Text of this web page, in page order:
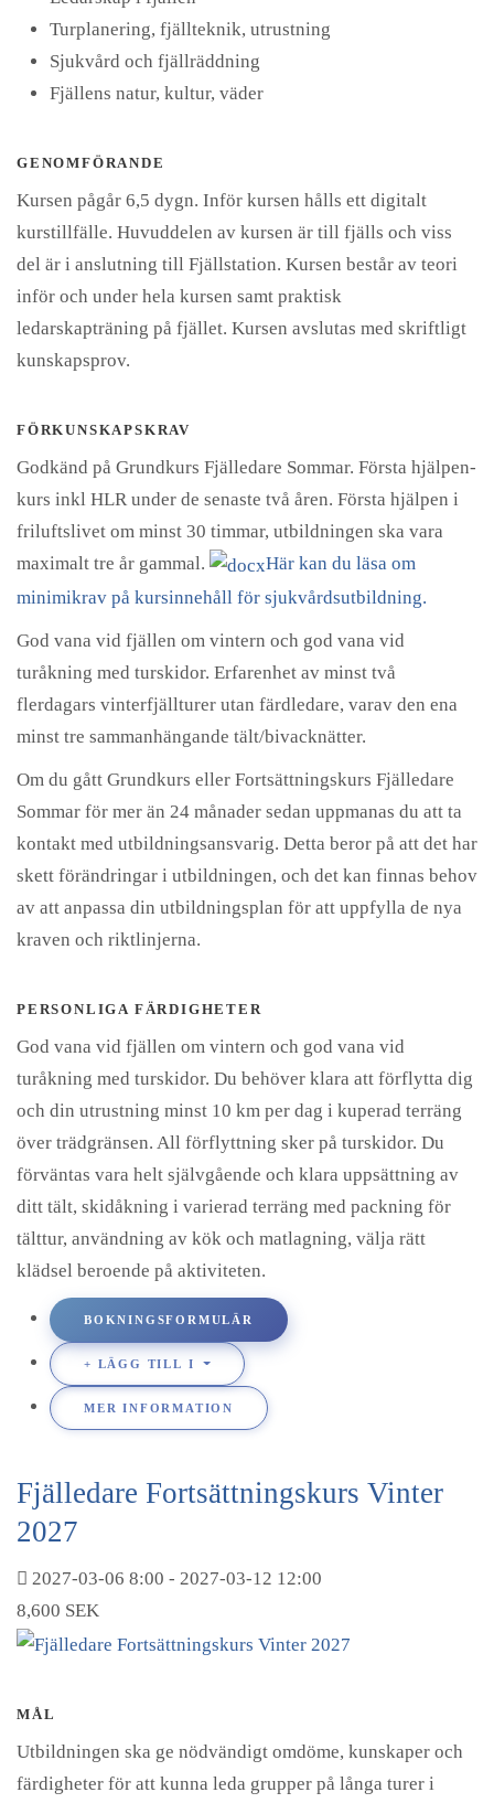
Turplanering, fjällteknik, utrustning
Sjukvård och fjällräddning
Fjällens natur, kultur, väder
GENOMFÖRANDE
Kursen pågår 6,5 dygn. Inför kursen hålls ett digitalt
kurstillfälle. Huvuddelen av kursen är till fjälls och viss
del är i anslutning till Fjällstation. Kursen består av teori
inför och under hela kursen samt praktisk
ledarskapträning på fjället. Kursen avslutas med skriftligt
kunskapsprov.
FÖRKUNSKAPSKRAV
Godkänd på Grundkurs Fjälledare Sommar. Första hjälpen-
kurs inkl HLR under de senaste två åren. Första hjälpen i
friluftslivet om minst 30 timmar, utbildningen ska vara
maximalt tre år gammal.
Här kan du läsa om
minimikrav på kursinnehåll för sjukvårdsutbildning.
God vana vid fjällen om vintern och god vana vid
turåkning med turskidor. Erfarenhet av minst två
flerdagars vinterfjällturer utan färdledare, varav den ena
minst tre sammanhängande tält/bivacknätter.
Om du gått Grundkurs eller Fortsättningskurs Fjälledare
Sommar för mer än 24 månader sedan uppmanas du att ta
kontakt med utbildningsansvarig. Detta beror på att det har
skett förändringar i utbildningen, och det kan finnas behov
av att anpassa din utbildningsplan för att uppfylla de nya
kraven och riktlinjerna.
PERSONLIGA FÄRDIGHETER
God vana vid fjällen om vintern och god vana vid
turåkning med turskidor. Du behöver klara att förflytta dig
och din utrustning minst 10 km per dag i kuperad terräng
över trädgränsen. All förflyttning sker på turskidor. Du
förväntas vara helt självgående och klara uppsättning av
ditt tält, skidåkning i varierad terräng med packning för
tälttur, användning av kök och matlagning, välja rätt
klädsel beroende på aktiviteten.
BOKNINGSFORMULÄR
LÄGG TILL I
MER INFORMATION
Fjälledare Fortsättningskurs Vinter
2027
2027-03-06 8:00 - 2027-03-12 12:00
8,600 SEK
MÅL
Utbildningen ska ge nödvändigt omdöme, kunskaper och
färdigheter för att kunna leda grupper på långa turer i